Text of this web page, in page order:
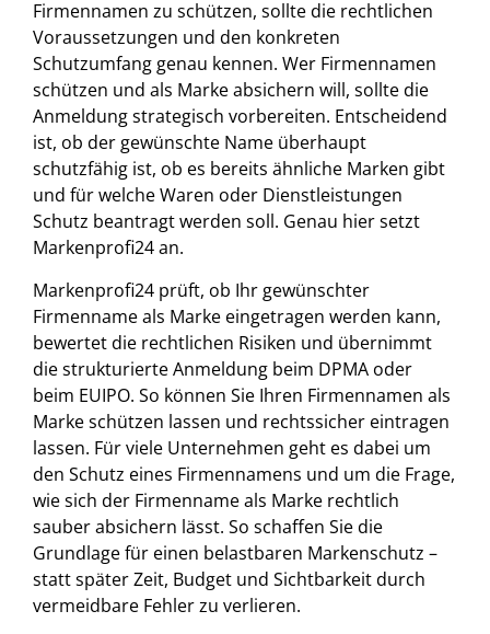
Firmennamen zu schützen, sollte die rechtlichen
Voraussetzungen und den konkreten
Schutzumfang genau kennen. Wer Firmennamen
schützen und als Marke absichern will, sollte die
Anmeldung strategisch vorbereiten. Entscheidend
ist, ob der gewünschte Name überhaupt
schutzfähig ist, ob es bereits ähnliche Marken gibt
und für welche Waren oder Dienstleistungen
Schutz beantragt werden soll. Genau hier setzt
Markenprofi24 an.
Markenprofi24 prüft, ob Ihr gewünschter
Firmenname als Marke eingetragen werden kann,
bewertet die rechtlichen Risiken und übernimmt
die strukturierte Anmeldung beim DPMA oder
beim EUIPO. So können Sie Ihren Firmennamen als
Marke schützen lassen und rechtssicher eintragen
lassen. Für viele Unternehmen geht es dabei um
den Schutz eines Firmennamens und um die Frage,
wie sich der Firmenname als Marke rechtlich
sauber absichern lässt. So schaffen Sie die
Grundlage für einen belastbaren Markenschutz –
statt später Zeit, Budget und Sichtbarkeit durch
vermeidbare Fehler zu verlieren.